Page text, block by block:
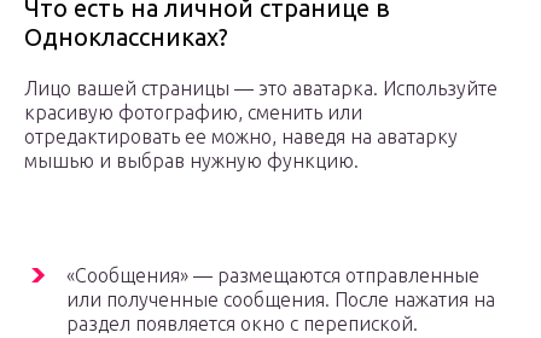
Что есть на личной странице в
Одноклассниках?
Лицо вашей страницы — это аватарка. Используйте
красивую фотографию, сменить или
отредактировать ее можно, наведя на аватарку
мышью и выбрав нужную функцию.
«Сообщения» — размещаются отправленные
или полученные сообщения. После нажатия на
раздел появляется окно с перепиской.